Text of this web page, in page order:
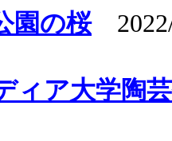
園の桜2022/
ィア大学陶